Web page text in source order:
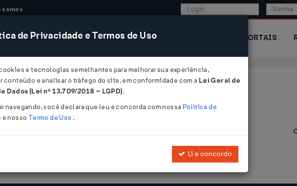
somos
CONSULTORIA SISTEMAS COMÉRCIO EXTERIOR PORTAIS
29/05/2026
o Protocolo Privado de Exportação de Bovinos Livres de Antimicrobianos
de Privacidade e Termos de Uso
e tecnologias semelhantes para melhorar sua experiência,
conteúdo e analisar o tráfego do site, em conformidade com a Lei Geral de
Dados (Lei nº 13.709/2018 – LGPD).
navegando, você declara que leu e concorda com nossa Política de
e nosso Termo de Uso .
Li e concordo